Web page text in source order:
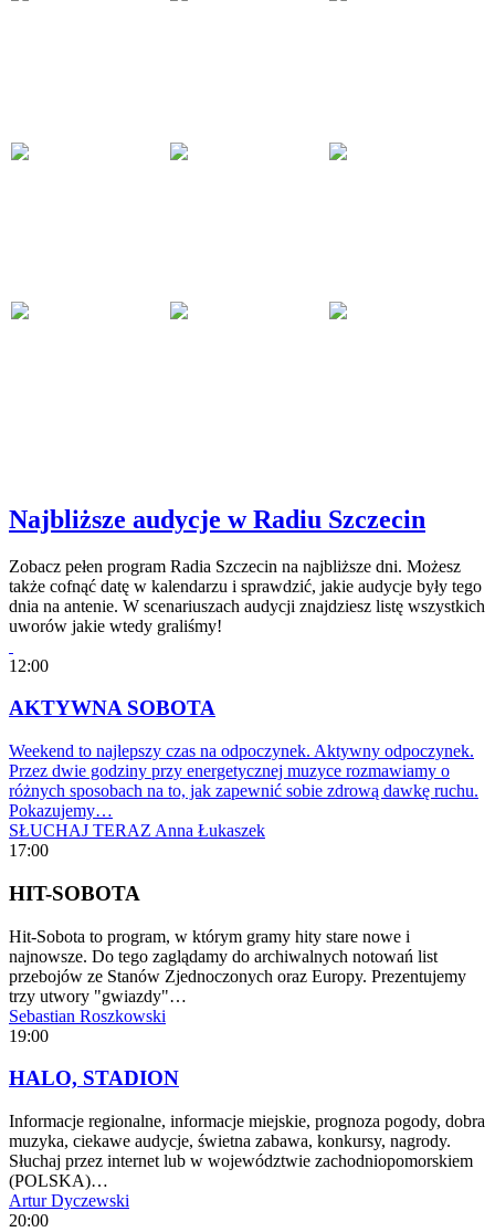
Najbliższe audycje w Radiu Szczecin
Zobacz pełen program Radia Szczecin na najbliższe dni. Możesz
także cofnąć datę w kalendarzu i sprawdzić, jakie audycje były tego
dnia na antenie. W scenariuszach audycji znajdziesz listę wszystkich
uworów jakie wtedy graliśmy!
12:00
AKTYWNA SOBOTA
Weekend to najlepszy czas na odpoczynek. Aktywny odpoczynek.
Przez dwie godziny przy energetycznej muzyce rozmawiamy o
różnych sposobach na to, jak zapewnić sobie zdrową dawkę ruchu.
Pokazujemy…
SŁUCHAJ TERAZ Anna Łukaszek
17:00
HIT-SOBOTA
Hit-Sobota to program, w którym gramy hity stare nowe i
najnowsze. Do tego zaglądamy do archiwalnych notowań list
przebojów ze Stanów Zjednoczonych oraz Europy. Prezentujemy
trzy utwory "gwiazdy"…
Sebastian Roszkowski
19:00
HALO, STADION
Informacje regionalne, informacje miejskie, prognoza pogody, dobra
muzyka, ciekawe audycje, świetna zabawa, konkursy, nagrody.
Słuchaj przez internet lub w województwie zachodniopomorskiem
(POLSKA)…
Artur Dyczewski
20:00